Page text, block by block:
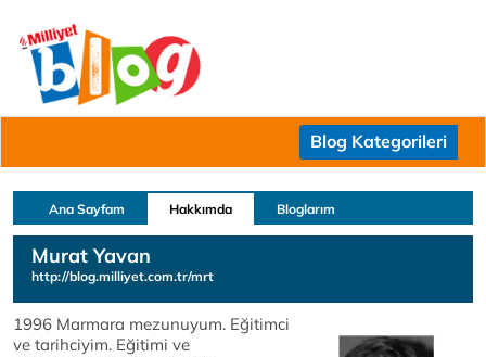
Blog Kategorileri
Ana Sayfam Hakkımda Bloglarım
Murat Yavan
http://blog.milliyet.com.tr/mrt
1996 Marmara mezunuyum. Eğitimci
ve tarihciyim. Eğitimi ve